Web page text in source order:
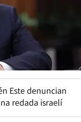
Este denuncian
redada israelí